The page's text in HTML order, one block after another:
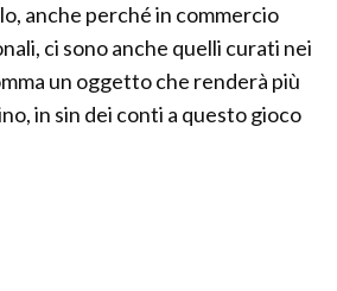
anche perché in commercio
ci sono anche quelli curati nei
un oggetto che renderà più
in sin dei conti a questo gioco